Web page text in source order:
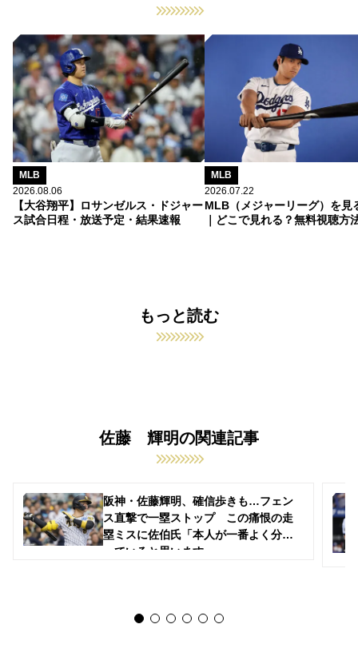
MLB
2026.08.06
【大谷翔平】ロサンゼルス・ドジャー
ス試合日程・放送予定・結果速報
MLB
2026.07.22
MLB（メジャーリーグ）を見
｜どこで見れる？無料視聴方
もっと読む
佐藤 輝明の関連記事
阪神・佐藤輝明、確信歩きも…フェン
ス直撃で一塁ストップ この痛恨の走
塁ミスに佐伯氏「本人が一番よく分か
っていると思います」